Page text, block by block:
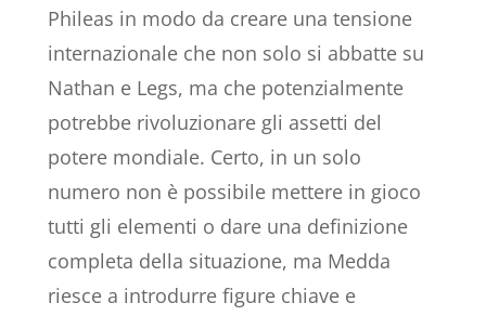
Phileas in modo da creare una tensione
internazionale che non solo si abbatte su
Nathan e Legs, ma che potenzialmente
potrebbe rivoluzionare gli assetti del
potere mondiale. Certo, in un solo
numero non è possibile mettere in gioco
tutti gli elementi o dare una definizione
completa della situazione, ma Medda
riesce a introdurre figure chiave e